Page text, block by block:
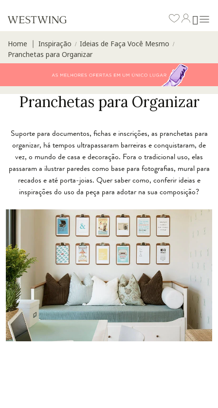
Home Inspiração / Ideias de Faça Você Mesmo /
Pranchetas para Organizar
Pranchetas para Organizar
Suporte para documentos, fichas e inscrições, as pranchetas para
organizar, há tempos ultrapassaram barreiras e conquistaram, de
vez, o mundo de casa e decoração. Fora o tradicional uso, elas
passaram a ilustrar paredes como base para fotografias, mural para
recados e até porta-joias. Quer saber como, conferir ideias e
inspirações do uso da peça para adotar na sua composição?